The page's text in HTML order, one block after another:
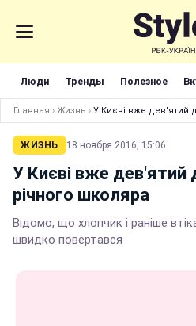
Люди Тренды Полезное
Главная › Жизнь › У Києві вже дев'ятий
ЖИЗНЬ 18 ноября 2016, 15:06
У Києві вже
річного школяра
Відомо, що хлопчик і раніше
швидко повертався